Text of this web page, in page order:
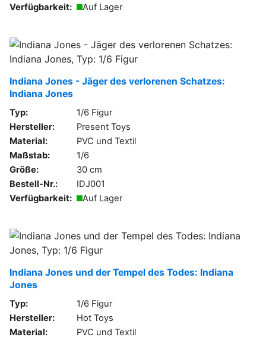
Verfügbarkeit:
Auf Lager
Indiana Jones - Jäger des verlorenen Schatzes:
Indiana Jones
Typ:
1/6 Figur
Hersteller:
Present Toys
Material:
PVC und Textil
Maßstab:
1/6
Größe:
30 cm
Bestell-Nr.:
IDJ001
Verfügbarkeit:
Auf Lager
Indiana Jones und der Tempel des Todes: Indiana
Jones
Typ:
1/6 Figur
Hersteller:
Hot Toys
Material:
PVC und Textil